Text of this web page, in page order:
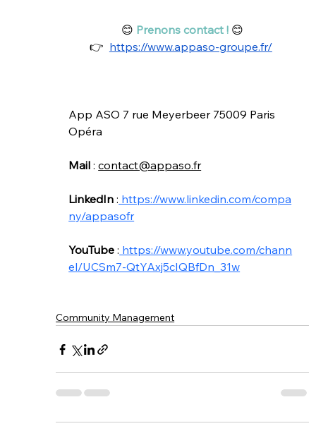
😊 Prenons contact ! 😊
👉 https://www.appaso-groupe.fr/
App ASO 7 rue Meyerbeer 75009 Paris
Opéra
Mail : contact@appaso.fr
LinkedIn : https://www.linkedin.com/compa
ny/appasofr
YouTube : https://www.youtube.com/chann
el/UCSm7-QtYAxj5cIQBfDn_31w
Community Management